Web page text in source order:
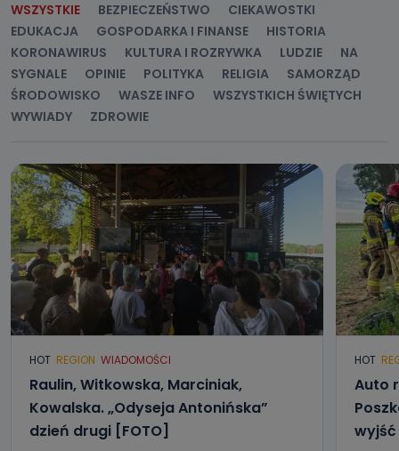
WSZYSTKIE BEZPIECZEŃSTWO
CIEKAWOSTKI
EDUKACJA
GOSPODARKA I FINANSE
HISTORIA
KORONAWIRUS
KULTURA I ROZRYWKA LUDZIE
NA
SYGNALE
OPINIE POLITYKA RELIGIA
SAMORZĄD
ŚRODOWISKO
WASZE INFO
WSZYSTKICH ŚWIĘTYCH
WYWIADY
ZDROWIE
HOT REGION WIADOMOŚCI
Raulin, Witkowska, Marciniak,
Kowalska. „Odyseja Antonińska”
dzień drugi [FOTO]
HOT
Auto
wyjść